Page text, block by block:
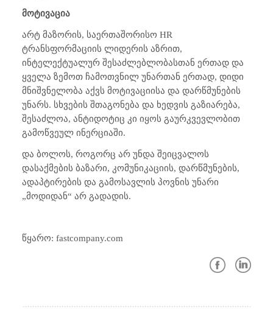
მოტივაცია
არტ მაზორის, საერთაშორისო HR
ტრანსფორმაციის ლიდერის აზრით,
ინტელექტუალურ შესაძლებლობასთან ერთად და
ყველა ზემოთ ჩამოთვნილ უნართან ერთად, დიდი
მნიშვნელობა აქვს მოტივაციისა და დარწმუნების
უნარს. სხვების შთაგონება და ხედვის გაზიარება,
შესაძლოა, ანტიდოტიც კი იყოს გაურკვევლობით
გამოწვეულ ინერციაში.
და ბოლოს, როგორც არ უნდა შეიცვალოს
დასაქმების ბაზარი, კომუნიკაციის, დარწმუნების,
ადაპტირების და გამოსავლის პოვნის უნარი
„მოდიდან“ არ გადადის.
წყარო: fastcompany.com